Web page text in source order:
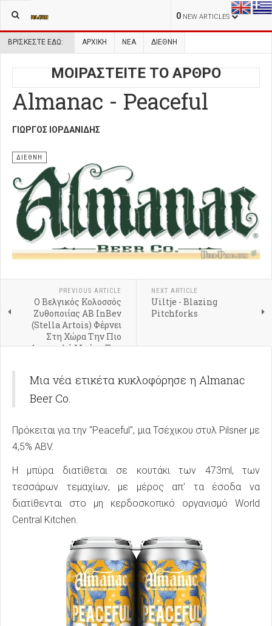
0 NEW ARTICLES
ΒΡΊΣΚΕΣΤΕ ΕΔΏ: ΑΡΧΙΚΉ ΝΕΑ ΔΙΕΘΝΗ
ΜΟΙΡΑΣΤΕΙΤΕ ΤΟ ΑΡΘΡΟ
Almanac - Peaceful
ΓΙΏΡΓΟΣ ΙΟΡΔΑΝΊΔΗΣ
ΔΙΕΘΝΗ
PREVIOUS ARTICLE
Ο Βελγικός Κολοσσός
Ζυθοποιίας AB InBev
(Stella Artois) Φέρνει
Στη Χώρα Την Πιο
Δημοφιλή Μπύρα Της
NEXT ARTICLE
Uiltje - Blazing
Pitchforks
Μια νέα ετικέτα κυκλοφόρησε η Almanac
Beer Co.
Πρόκειται για την "Peaceful", μια Τσέχικου στυλ Pilsner με
4,5% ABV.
Η μπύρα διατίθεται σε κουτάκι των 473ml, των
τεσσάρων τεμαχίων, με μέρος απ' τα έσοδα να
διατίθενται στο μη κερδοσκοπικό οργανισμό World
Central Kitchen.